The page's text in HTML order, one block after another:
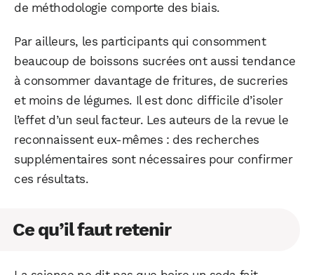
de méthodologie comporte des biais.
Par ailleurs, les participants qui consomment
beaucoup de boissons sucrées ont aussi tendance
à consommer davantage de fritures, de sucreries
et moins de légumes. Il est donc difficile d’isoler
l’effet d’un seul facteur. Les auteurs de la revue le
reconnaissent eux-mêmes : des recherches
supplémentaires sont nécessaires pour confirmer
ces résultats.
Ce qu’il faut retenir